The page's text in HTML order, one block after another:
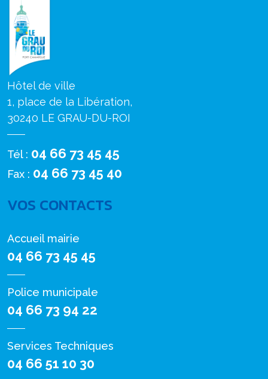
Hôtel de ville
1, place de la Libération,
30240 LE GRAU-DU-ROI
Tél : 04 66 73 45 45
Fax : 04 66 73 45 40
VOS CONTACTS
Accueil mairie
04 66 73 45 45
Police municipale
04 66 73 94 22
Services Techniques
04 66 51 10 30